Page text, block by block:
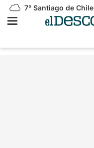
7° Santiago de Chile